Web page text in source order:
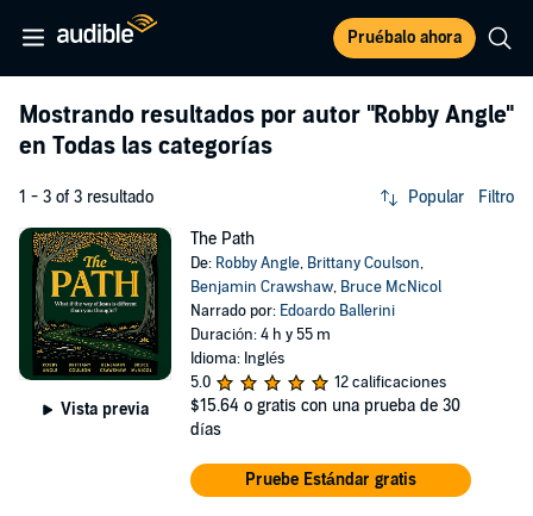
Pruébalo ahora
Mostrando resultados por autor "Robby Angle"
en Todas las categorías
1 - 3 of 3 resultado Popular Filtro
Vista previa
The Path
De: Robby Angle, Brittany Coulson,
Benjamin Crawshaw, Bruce McNicol
Narrado por: Edoardo Ballerini
Duración: 4 h y 55 m
Idioma: Inglés
5.0
12 calificaciones
$15.64 o gratis con una prueba de 30
días
Pruebe Estándar gratis